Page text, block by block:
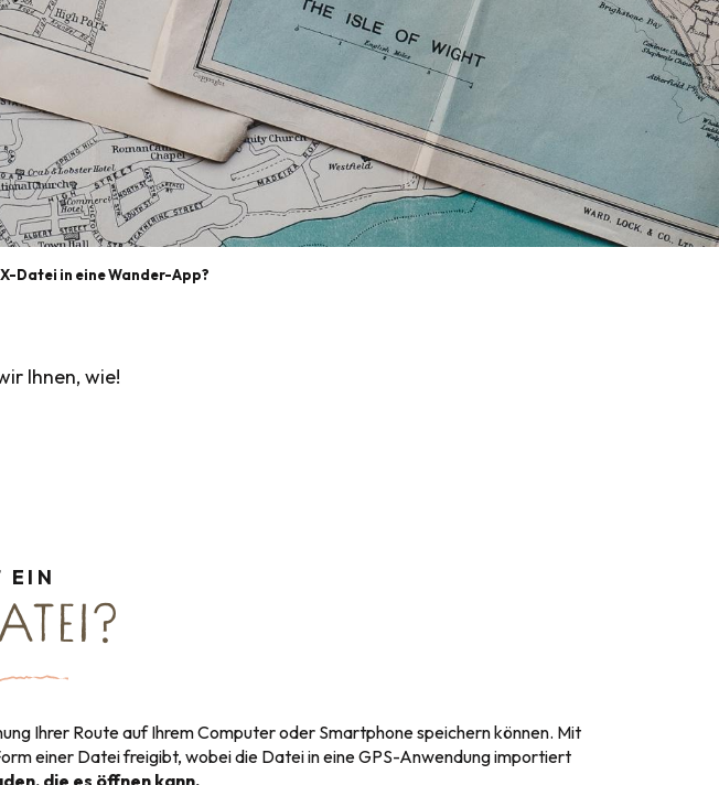
Datei in eine Wander-App?
Ihnen, wie!
EIN
Ihrer Route auf Ihrem Computer oder Smartphone speichern können. Mit
einer Datei freigibt, wobei die Datei in eine GPS-Anwendung importiert
die es öffnen kann.